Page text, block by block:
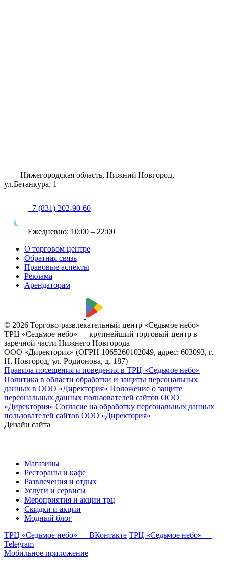
Нижегородская область, Нижний Новгород,
ул.Бетанкура, 1
+7 (831) 202-90-60
Ежедневно: 10:00 – 22:00
О торговом центре
Обратная связь
Правовые аспекты
Реклама
Арендаторам
© 2026 Торгово-развлекательный центр «Седьмое небо»
ТРЦ «Седьмое небо» — крупнейший торговый центр в
заречной части Нижнего Новгорода
ООО «Директория» (ОГРН 1065260102049, адрес: 603093, г.
Н. Новгород, ул. Родионова, д. 187)
Правила посещения и поведения в ТРЦ «Седьмое небо»
Политика в области обработки и защиты персональных
данных в ООО «Директория» Положение о защите
персональных данных пользователей сайтов ООО
«Директория» Согласие на обработку персональных данных
пользователей сайтов ООО «Директория»
Дизайн сайта
Магазины
Рестораны и кафе
Развлечения и отдых
Услуги и сервисы
Мероприятия и акции трц
Скидки и акции
Модный блог
ТРЦ «Седьмое небо» — ВКонтакте ТРЦ «Седьмое небо» —
Telegram
Мобильное приложение